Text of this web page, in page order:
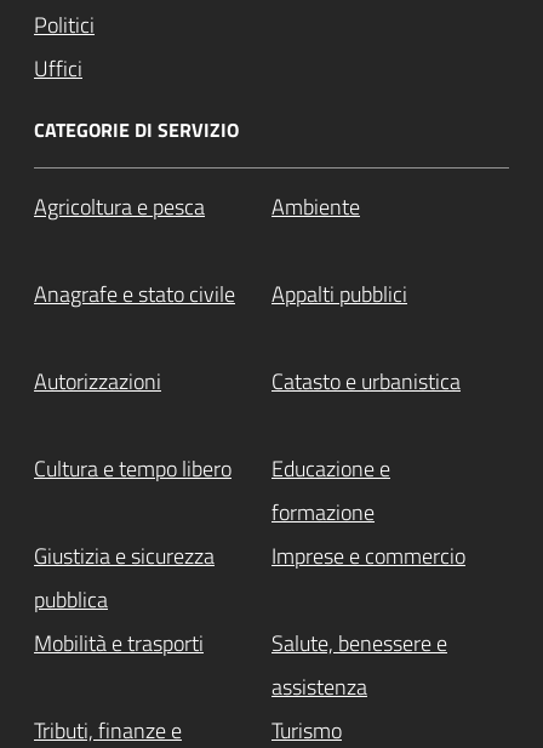
Politici
Uffici
CATEGORIE DI SERVIZIO
Agricoltura e pesca Ambiente
Anagrafe e stato civile Appalti pubblici
Autorizzazioni Catasto e urbanistica
Cultura e tempo libero
Educazione e
formazione
Giustizia e sicurezza
pubblica
Imprese e commercio
Mobilità e trasporti
Salute, benessere e
assistenza
Tributi, finanze e
Turismo